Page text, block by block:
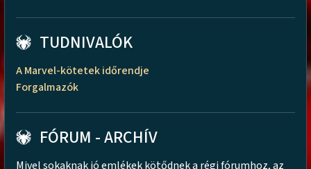
TUDNIVALÓK
A Marvel-kötetek időrendje
Forgalmazók
FÓRUM - ARCHÍV
Mivel sokaknak jó emlékek kötődnek a régi fórumhoz, az